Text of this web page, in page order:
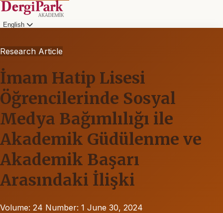
English
Research Article
İmam Hatip Lisesi
Öğrencilerinde Sosyal
Medya Bağımlılığı ile
Akademik Güdülenme ve
Akademik Başarı
Arasındaki İlişki
Volume: 24 Number: 1 June 30, 2024